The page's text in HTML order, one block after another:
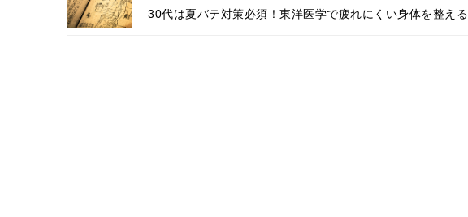
30代は夏バテ対策必須！東洋医学で疲れにくい身体を整える